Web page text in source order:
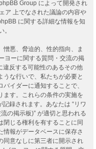
Group によって開発され
ア 上でなされた議論の内容や
に関する詳細な情報を知
。
悪、脅迫的、性的指向、ま
ヨーに関する質問・交流の掲
違反する可能性のあるその他
な行いで、私たちが必要と
イダーに通知することで、
ます。これらの条件の実施を
録されます。あなたは “リワ
の掲示板)” が適切と思われる
閉じる権利を有することに同
情報がデータベースに保存さ
同意なしに第三者に開示され